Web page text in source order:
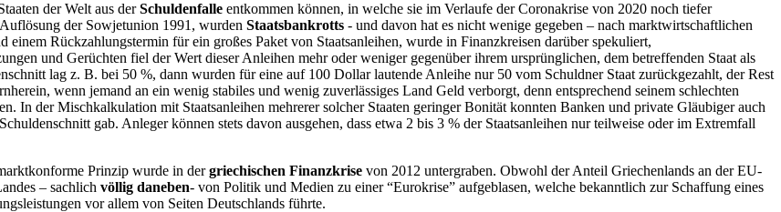
der Welt aus derSchuldenfalle entkommen können, in welche sie im Verlaufe der Coronakrise von 2020 noch tiefer
der Sowjetunion 1991, wurden Staatsbankrotts - und davon hat es nicht wenige gegeben – nach marktwirtschaftlichen
Rückzahlungstermin für ein großes Paket von Staatsanleihen, wurde in Finanzkreisen darüber spekuliert,
und Gerüchten fiel der Wert dieser Anleihen mehr oder weniger gegenüber ihrem ursprünglichen, dem betreffenden Staat als
lag z. B. bei 50 %, dann wurden für eine auf 100 Dollar lautende Anleihe nur 50 vom Schuldner Staat zurückgezahlt, der Rest
wenn jemand an ein wenig stabiles und wenig zuverlässiges Land Geld verborgt, denn entsprechend seinem schlechten
In der Mischkalkulation mit Staatsanleihen mehrerer solcher Staaten geringer Bonität konnten Banken und private Gläubiger auch
gab. Anleger können stets davon ausgehen, dass etwa 2 bis 3 % der Staatsanleihen nur teilweise oder im Extremfall
Prinzip wurde in dergriechischen Finanzkrise von 2012 untergraben. Obwohl der Anteil Griechenlands an der EU-
– sachlich völlig daneben- von Politik und Medien zu einer “Eurokrise” aufgeblasen, welche bekanntlich zur Schaffung eines
vor allem von Seiten Deutschlands führte.